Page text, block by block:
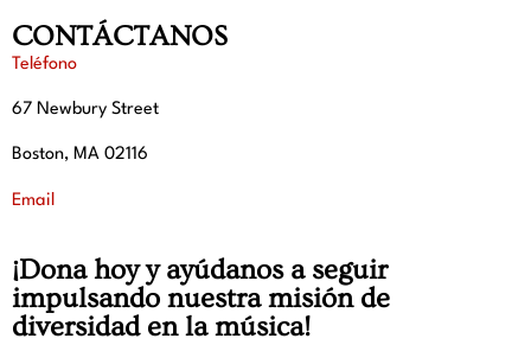
CONTÁCTANOS
Teléfono
67 Newbury Street
Boston, MA 02116
Email
¡Dona hoy y ayúdanos a seguir
impulsando nuestra misión de
diversidad en la música!